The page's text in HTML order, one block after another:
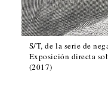
S/T, de la serie de
Exposición directa
(2017)